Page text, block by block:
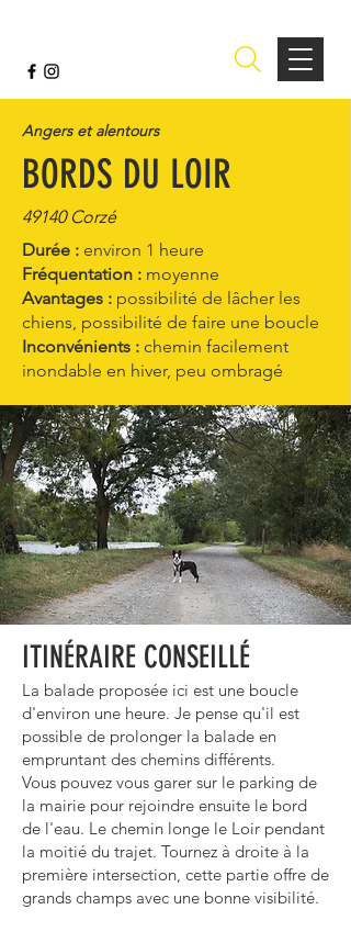
Angers et alentours
BORDS DU LOIR
49140 Corzé
Durée : environ 1 heure
Fréquentation : moyenne
Avantages : possibilité de lâcher les
chiens, possibilité de faire une boucle
Inconvénients : chemin facilement
inondable en hiver, peu ombragé
ITINÉRAIRE CONSEILLÉ
La balade proposée ici est une boucle
d'environ une heure. Je pense qu'il est
possible de prolonger la balade en
empruntant des chemins différents.
Vous pouvez vous garer sur le parking de
la mairie pour rejoindre ensuite le bord
de l'eau. Le chemin longe le Loir pendant
la moitié du trajet. Tournez à droite à la
première intersection, cette partie offre de
grands champs avec une bonne visibilité.